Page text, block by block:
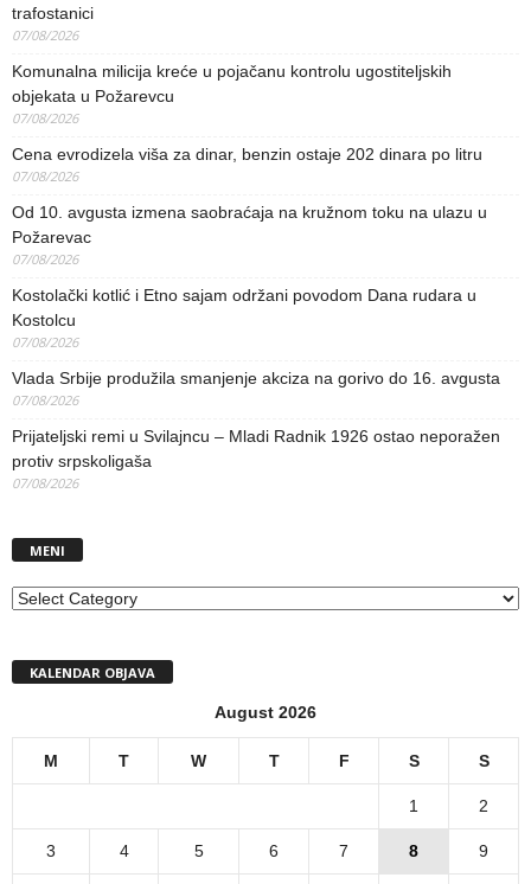
trafostanici
07/08/2026
Komunalna milicija kreće u pojačanu kontrolu ugostiteljskih
objekata u Požarevcu
07/08/2026
Cena evrodizela viša za dinar, benzin ostaje 202 dinara po litru
07/08/2026
Od 10. avgusta izmena saobraćaja na kružnom toku na ulazu u
Požarevac
07/08/2026
Kostolački kotlić i Etno sajam održani povodom Dana rudara u
Kostolcu
07/08/2026
Vlada Srbije produžila smanjenje akciza na gorivo do 16. avgusta
07/08/2026
Prijateljski remi u Svilajncu – Mladi Radnik 1926 ostao neporažen
protiv srpskoligaša
07/08/2026
MENI
MENI
KALENDAR OBJAVA
August 2026
M T W T F S S
1 2
3 4 5 6 7 8 9